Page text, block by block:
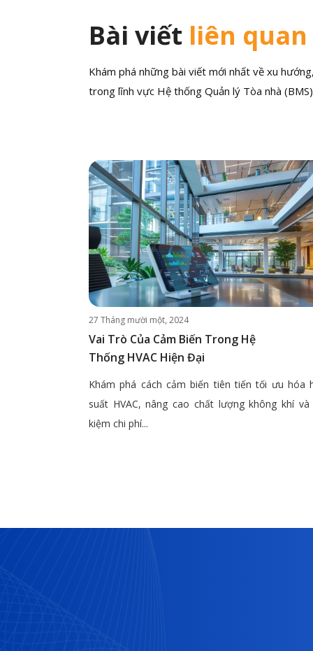
Bài viết liên quan
Khám phá những bài viết mới nhất về xu
trong lĩnh vực Hệ thống Quản lý Tòa nhà
27 Tháng mười một, 2024
Vai Trò Của Cảm Biến Trong Hệ
Thống HVAC Hiện Đại
Khám phá cách cảm biến tiên tiến tối ưu hóa
suất HVAC, nâng cao chất lượng không khí
kiệm chi phí...